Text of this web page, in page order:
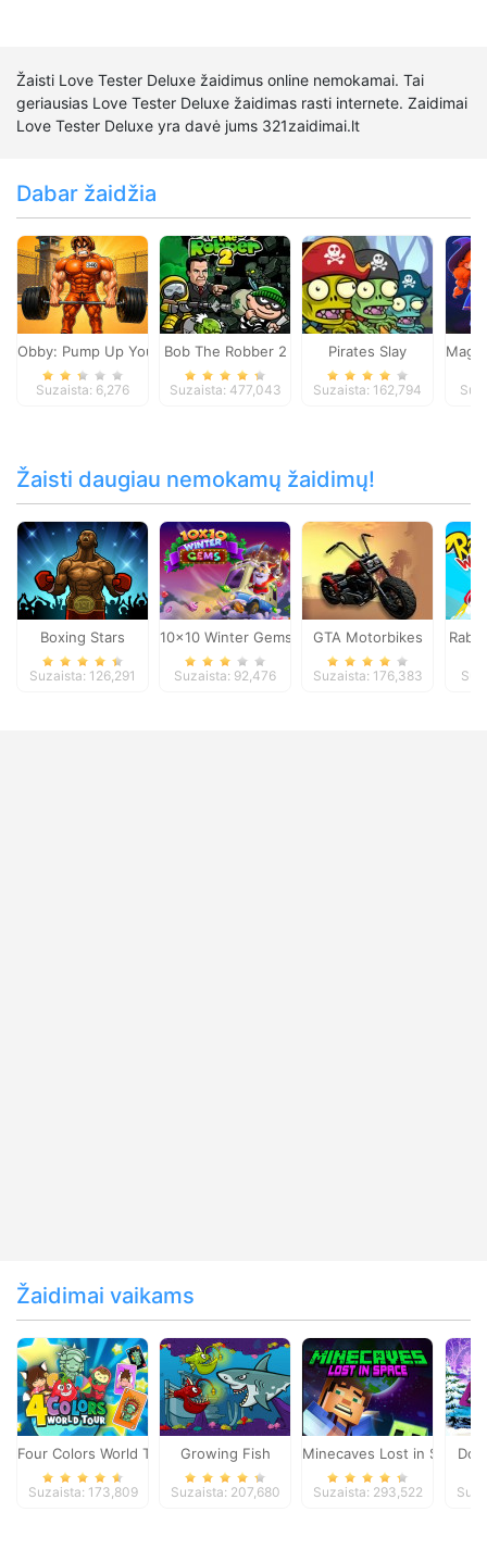
Žaisti Love Tester Deluxe žaidimus online nemokamai. Tai
geriausias Love Tester Deluxe žaidimas rasti internete. Zaidimai
Love Tester Deluxe yra davė jums 321zaidimai.lt
Dabar žaidžia
Obby: Pump Up Your Muscles
Suzaista: 6,276
Bob The Robber 2
Suzaista: 477,043
Pirates Slay
Suzaista: 162,794
Žaisti daugiau nemokamų žaidimų!
Boxing Stars
Suzaista: 126,291
10x10 Winter Gems
Suzaista: 92,476
GTA Motorbikes
Suzaista: 176,383
Žaidimai vaikams
Four Colors World Tour
Suzaista: 173,809
Growing Fish
Suzaista: 207,680
Minecaves Lost in Space
Suzaista: 293,522